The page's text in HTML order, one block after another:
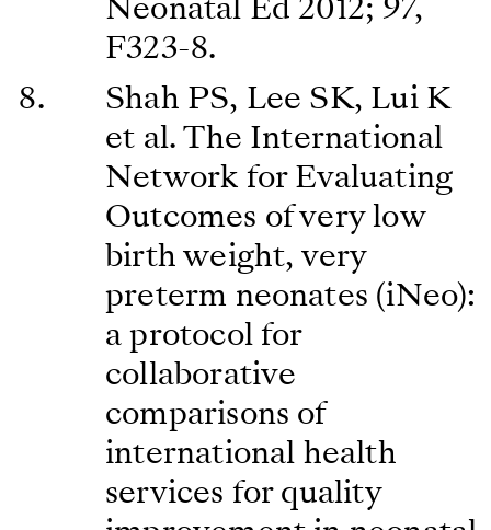
F323-8.
Shah PS, Lee SK, Lui K
et al. The International
Network for Evaluating
Outcomes of very low
birth weight, very
preterm neonates (iNeo):
a protocol for
collaborative
comparisons of
international health
services for quality